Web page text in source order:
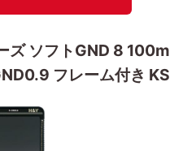
ズ ソフトGND 8
フレーム付き